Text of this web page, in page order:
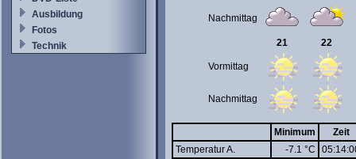
Ausbildung
Fotos
Technik
Nachmittag
21 22
Vormittag
Nachmittag
Minimum
Zeit
Temperatur A.
-7.1 °C